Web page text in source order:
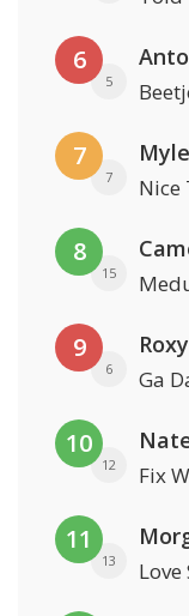
6
5
7
7 Nice
8
15
9
6 Ga
10
12 Fix
11
13